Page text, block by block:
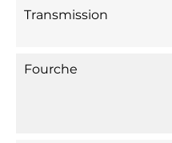
Transmission
Fourche